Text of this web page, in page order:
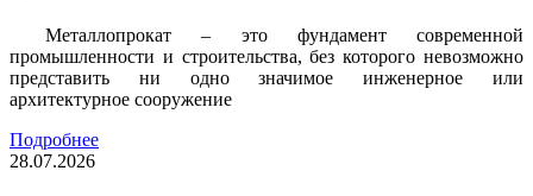
Металлопрокат – это фундамент современной
промышленности и строительства, без которого невозможно
представить ни одно значимое инженерное или
архитектурное сооружение
Подробнее
28.07.2026